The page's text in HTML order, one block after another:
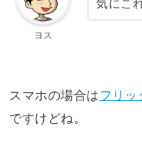
ヨス
気にこ
スマホの場合は フリッ
ですけどね。